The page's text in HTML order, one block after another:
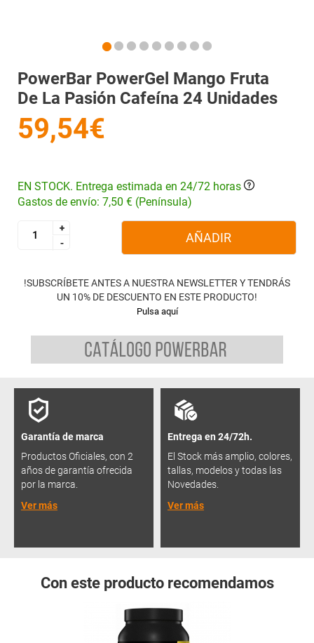
PowerBar PowerGel Mango Fruta
De La Pasión Cafeína 24 Unidades
59,54€
EN STOCK. Entrega estimada en 24/72 horas
Gastos de envío: 7,50 € (Península)
+
-
+
-
AÑADIR
!SUBSCRÍBETE ANTES A NUESTRA NEWSLETTER Y TENDRÁS
UN 10% DE DESCUENTO EN ESTE PRODUCTO!
Pulsa aquí
Garantía de marca
Productos Oficiales, con 2
años de garantía ofrecida
por la marca.
Ver más
Entrega en 24/72h.
El Stock más amplio, colores,
tallas, modelos y todas las
Novedades.
Ver más
Con este producto recomendamos